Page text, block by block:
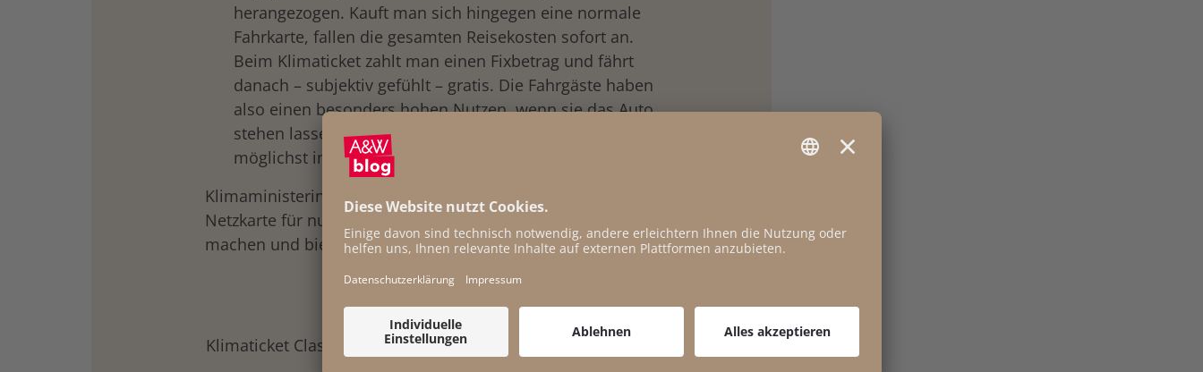
herangezogen. Kauft man sich hingegen eine normale
Fahrkarte, fallen die gesamten Reisekosten sofort an.
Beim Klimaticket zahlt man einen Fixbetrag und fährt
danach – subjektiv gefühlt – gratis. Die Fahrgäste haben
also einen besonders hohen Nutzen, wenn sie das Auto
stehen lassen und die öffentlichen Verkehrsmittel
möglichst intensiv verwenden.
Klimaministerin Gewessler versucht aus der Not – eine
Netzkarte für nur sechs Bundesländer – eine Tugend zu
machen und bietet das derzeitigeKlimaticket verbilligt an:
1.10.2021 regulär
Klimaticket Classic
1.095
Euro